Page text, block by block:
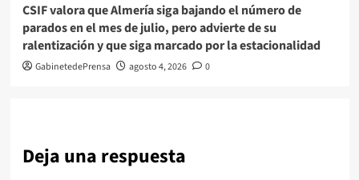
CSIF valora que Almería siga bajando el número de
parados en el mes de julio, pero advierte de su
ralentización y que siga marcado por la estacionalidad
GabinetedePrensa agosto 4, 2026 0
Deja una respuesta